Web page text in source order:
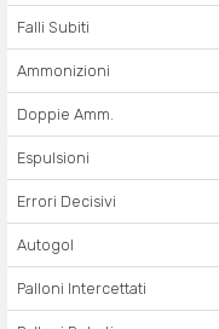
Falli Subiti
Ammonizioni
Doppie Amm.
Espulsioni
Errori Decisivi
Autogol
Palloni Intercettati